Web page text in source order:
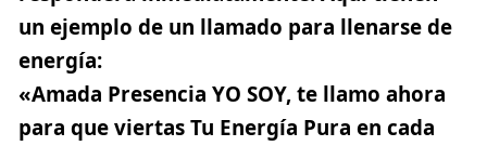
un ejemplo de un llamado para llenarse de
energía:
«Amada Presencia YO SOY, te llamo ahora
para que viertas Tu Energía Pura en cada